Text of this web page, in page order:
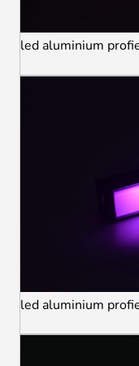
led aluminium
led aluminium